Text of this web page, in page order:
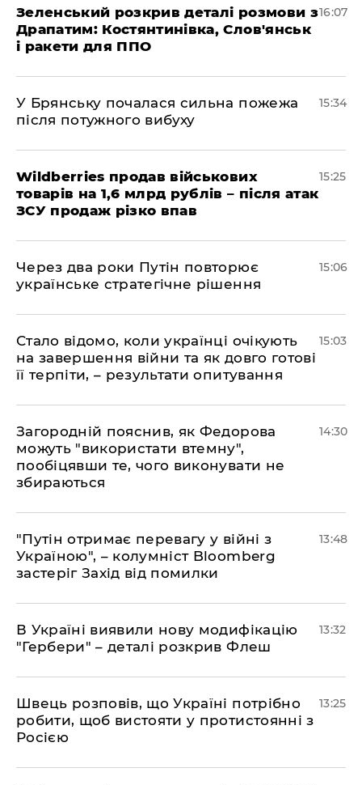
Зеленський розкрив деталі розмови з
Драпатим: Костянтинівка, Слов'янськ
і ракети для ППО
16:07
У Брянську почалася сильна пожежа
після потужного вибуху
15:34
Wildberries продав військових
товарів на 1,6 млрд рублів – після атак
ЗСУ продаж різко впав
15:25
Через два роки Путін повторює
українське стратегічне рішення
15:06
Стало відомо, коли українці очікують
на завершення війни та як довго готові
її терпіти, – результати опитування
15:03
Загородній пояснив, як Федорова
можуть "використати втемну",
пообіцявши те, чого виконувати не
збираються
14:30
"Путін отримає перевагу у війні з
Україною", – колумніст Bloomberg
застеріг Захід від помилки
13:48
В Україні виявили нову модифікацію
"Гербери" – деталі розкрив Флеш
13:32
Швець розповів, що Україні потрібно
робити, щоб вистояти у протистоянні з
Росією
13:25